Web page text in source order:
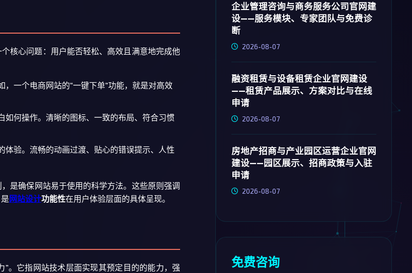
核心问题：用户能否轻松、高效且满意地完成他
一个电商网站的“一键下单”功能，就是对高效
如何操作。清晰的图标、一致的布局、符合习惯
体验。流畅的动画过渡、贴心的错误提示、人性
是确保网站易于使用的科学方法。这些原则强调
网站设计功能性在用户体验层面的具体呈现。
”。它指网站技术层面实现其预定目的的能力，强
企业管理咨询与商务服务公司官网建
设——服务模块、专家团队与免费诊
断
2026-08-07
融资租赁与设备租赁企业官网建设
——租赁产品展示、方案对比与在线
申请
2026-08-07
房地产招商与产业园区运营企业官网
建设——园区展示、招商政策与入驻
申请
2026-08-07
免费咨询